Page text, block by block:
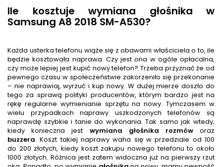
Ile kosztuje wymiana głośnika w
Samsung A8 2018 SM-A530?
Każda usterka telefonu wiąże się z obawami właściciela o to, ile
będzie kosztowała naprawa. Czy jest ona w ogóle opłacalna,
czy może lepiej jest kupić nowy telefon? Trzeba przyznać że od
pewnego czasu w społeczeństwie zakorzeniło się przekonanie
– nie naprawiaj, wyrzuć i kup nowy. W dużej mierze doszło do
tego za sprawą polityki producentów, którym bardzo jest na
rękę regularne wymienianie sprzętu na nowy. Tymczasem w
wielu przypadkach naprawy uszkodzonych telefonów są
naprawdę szybkie i tanie do wykonania. Tak samo jak wtedy,
kiedy konieczna jest wymiana głośnika rozmóworaz
buzzera. Koszt takiej naprawy waha się w przedziale od 100
do 200 złotych, kiedy koszt zakupu nowego telefonu to około
1000 złotych. Różnica jest zatem widoczna już na pierwszy rzut